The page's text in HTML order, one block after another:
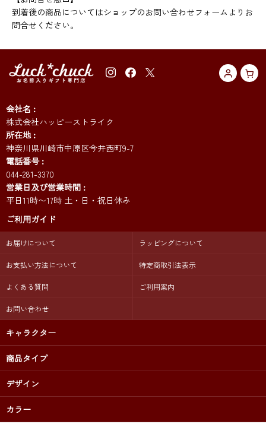
到着後の商品についてはショップのお問い合わせフォームよりお
問合せください。
会社名
株式会社ハッピーストライク
所在地
神奈川県川崎市中原区今井西町9-7
電話番号
044-281-3370
営業日及び営業時間
平日11時〜17時 土・日・祝日休み
ご利用ガイド
お届けについて ラッピングについて
お支払い方法について 特定商取引法表示
よくある質問 ご利用案内
お問い合わせ
キャラクター
商品タイプ
デザイン
カラー